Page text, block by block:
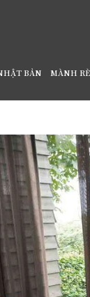
BẢN MÀNH
SC-3899